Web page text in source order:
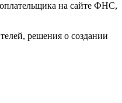
на сайте ФНС,
решения о создании